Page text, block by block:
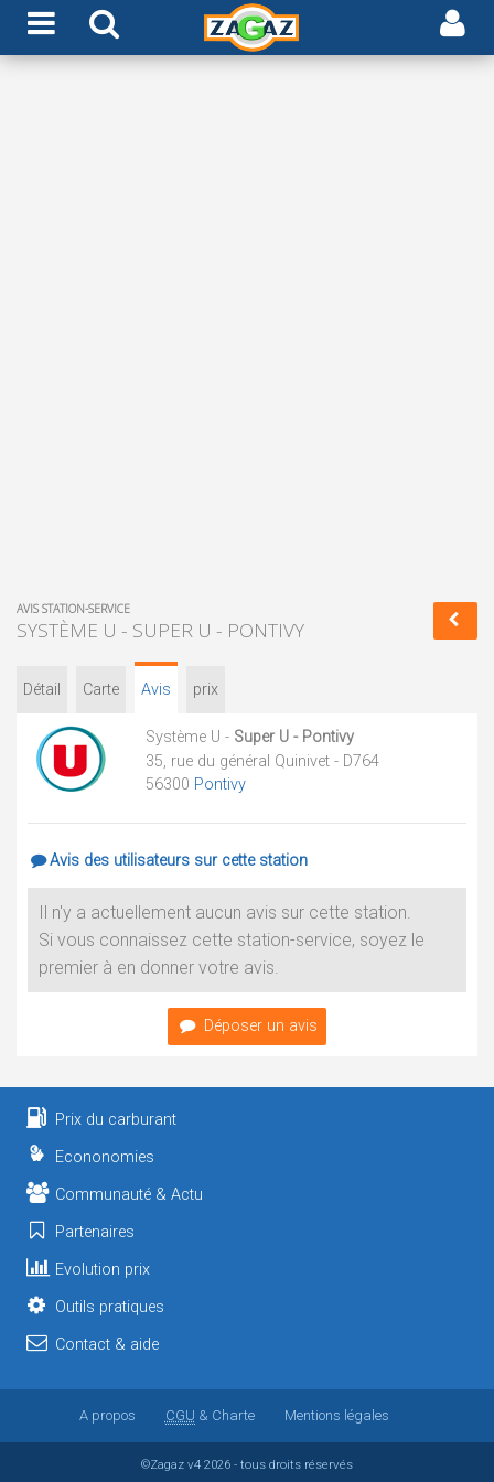
AVIS STATION-SERVICE
SYSTÈME U - SUPER U - PONTIVY
Détail Carte Avis prix
Système U - Super U - Pontivy
35, rue du général Quinivet - D764
56300 Pontivy
Avis des utilisateurs sur cette station
Il n'y a actuellement aucun avis sur cette station.
Si vous connaissez cette station-service, soyez le
premier à en donner votre avis.
Déposer un avis
Prix du carburant
Econonomies
Communauté & Actu
Partenaires
Evolution prix
Outils pratiques
Contact & aide
A propos CGU & Charte Mentions légales
©Zagaz v4 2026 - tous droits réservés